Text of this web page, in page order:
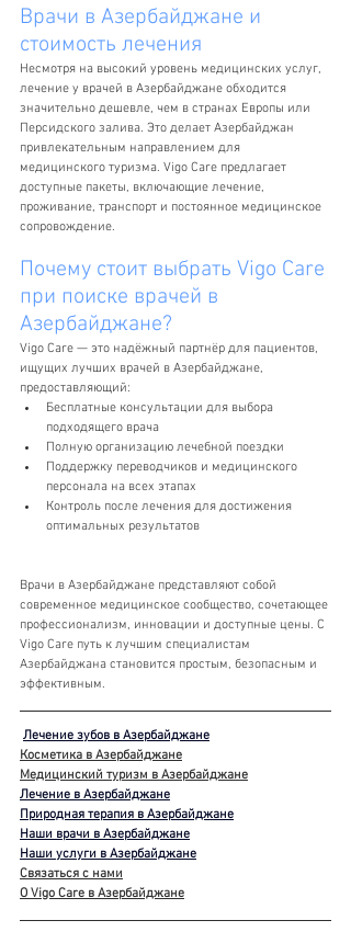
Врачи в Азербайджане и
стоимость лечения
Несмотря на высокий уровень медицинских услуг,
лечение у врачей в Азербайджане обходится
значительно дешевле, чем в странах Европы или
Персидского залива. Это делает Азербайджан
привлекательным направлением для
медицинского туризма. Vigo Care предлагает
доступные пакеты, включающие лечение,
проживание, транспорт и постоянное медицинское
сопровождение.
Почему стоит выбрать Vigo Care
при поиске врачей в
Азербайджане?
Vigo Care — это надёжный партнёр для пациентов,
ищущих лучших врачей в Азербайджане,
предоставляющий:
Бесплатные консультации для выбора
подходящего врача
Полную организацию лечебной поездки
Поддержку переводчиков и медицинского
персонала на всех этапах
Контроль после лечения для достижения
оптимальных результатов
Врачи в Азербайджане представляют собой
современное медицинское сообщество, сочетающее
профессионализм, инновации и доступные цены. С
Vigo Care путь к лучшим специалистам
Азербайджана становится простым, безопасным и
эффективным.
Лечение зубов в Азербайджане
Косметика в Азербайджане
Медицинский туризм в Азербайджане
Лечение в Азербайджане
Природная терапия в Азербайджане
Наши врачи в Азербайджане
Наши услуги в Азербайджане
Связаться с нами
О Vigo Care в Азербайджане